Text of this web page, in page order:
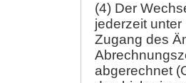
(4) Der
jederzeit
Zugang des
abgerechnet